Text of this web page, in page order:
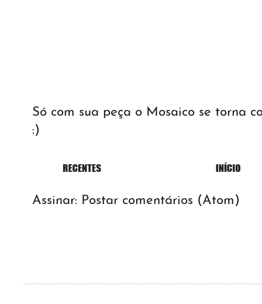
Só com sua peça o Mosaico se torna
:)
Assinar: Postar comentários (Atom)